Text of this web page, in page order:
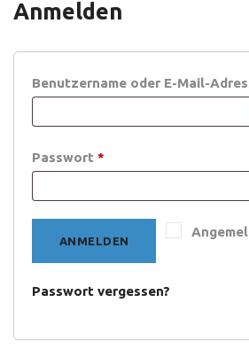
Anmelden
Benutzername oder E-Mail-
Passwort *
ANMELDEN
Passwort vergessen?